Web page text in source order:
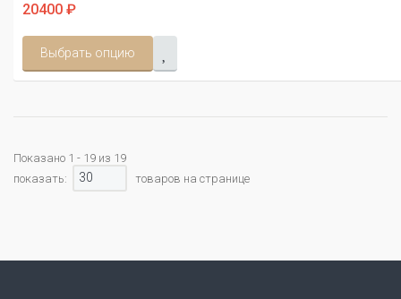
20400 ₽
Выбрать опцию
Показано 1 - 19 из 19
показать:
30 товаров на странице